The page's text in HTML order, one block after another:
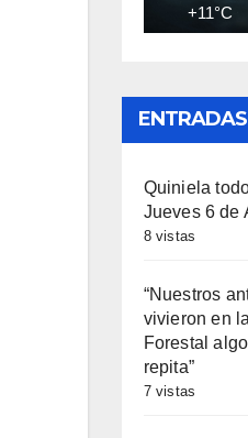
+11°C
Quiniela
Jueves 6 de
8 vistas
“Nuestros
vivieron en
Forestal
repita”
7 vistas